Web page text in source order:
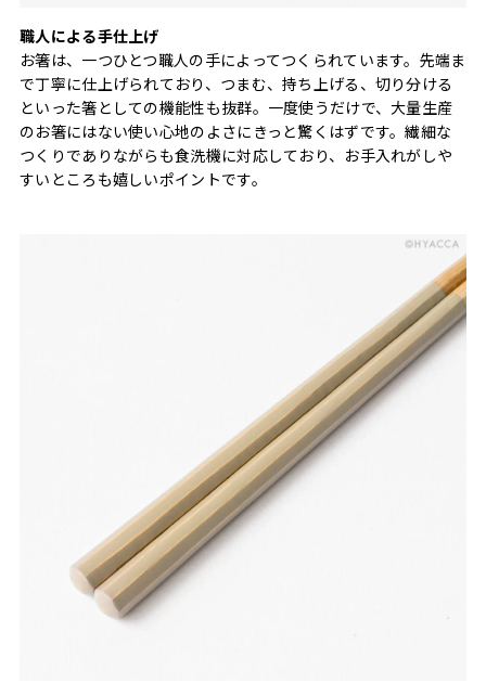
職人による手仕上げ
お箸は、一つひとつ職人の手によってつくられています。先端ま
で丁寧に仕上げられており、つまむ、持ち上げる、切り分ける
といった箸としての機能性も抜群。一度使うだけで、大量生産
のお箸にはない使い心地のよさにきっと驚くはずです。繊細な
つくりでありながらも食洗機に対応しており、お手入れがしや
すいところも嬉しいポイントです。